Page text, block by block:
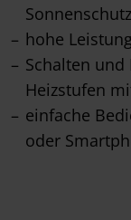
hohe
Schalten
Heizstufen
einfache
oder